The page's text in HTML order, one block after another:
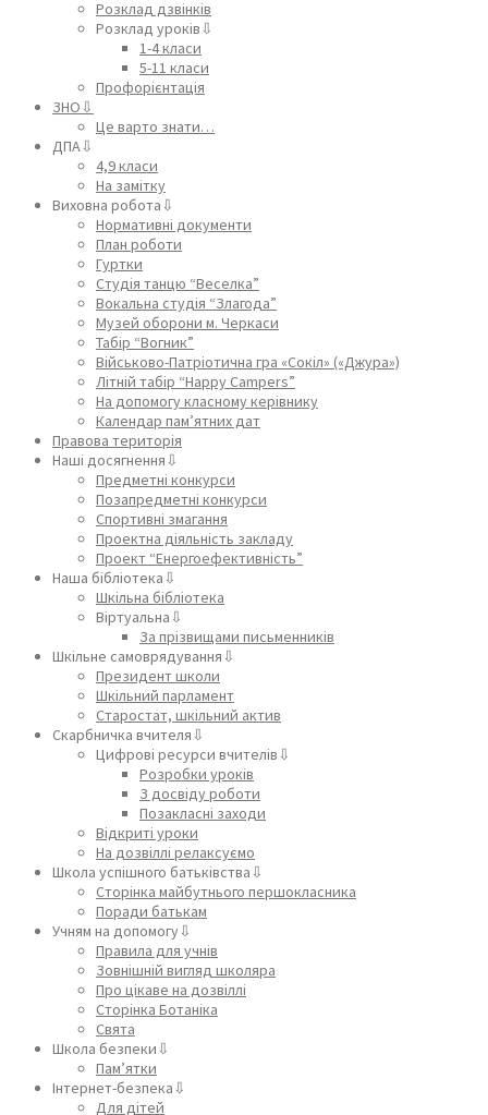
Розклад дзвінків
Розклад уроків⇩
1-4 класи
5-11 класи
Профорієнтація
ЗНО⇩
Це варто знати…
ДПА⇩
4,9 класи
На замітку
Виховна робота⇩
Нормативні документи
План роботи
Гуртки
Студія танцю “Веселка”
Вокальна студія “Злагода”
Музей оборони м. Черкаси
Табір “Вогник”
Військово-Патріотична гра «Сокіл» («Джура»)
Літній табір “Happy Campers”
На допомогу класному керівнику
Календар пам’ятних дат
Правова територія
Наші досягнення⇩
Предметні конкурси
Позапредметні конкурси
Спортивні змагання
Проектна діяльність закладу
Проект “Енергоефективність”
Наша бібліотека⇩
Шкільна бібліотека
Віртуальна⇩
За прізвищами письменників
Шкільне самоврядування⇩
Президент школи
Шкільний парламент
Старостат, шкільний актив
Скарбничка вчителя⇩
Цифрові ресурси вчителів⇩
Розробки уроків
З досвіду роботи
Позакласні заходи
Відкриті уроки
На дозвіллі релаксуємо
Школа успішного батьківства⇩
Сторінка майбутнього першокласника
Поради батькам
Учням на допомогу⇩
Правила для учнів
Зовнішній вигляд школяра
Про цікаве на дозвіллі
Сторінка Ботаніка
Свята
Школа безпеки⇩
Пам’ятки
Інтернет-безпека⇩
Для дітей